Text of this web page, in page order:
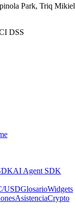
Park, Triq Mikiel
AI Agent SDK
USDGlosarioWidgets
AsistenciaCrypto